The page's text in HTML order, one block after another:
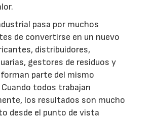
pasa por muchos
de convertirse en un nuevo
distribuidores,
gestores de residuos y
parte del mismo
todos trabajan
los resultados son mucho
desde el punto de vista